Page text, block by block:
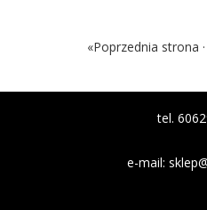
«Poprzednia strona ·
tel.
e-mail: